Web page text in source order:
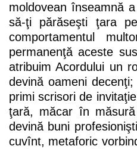
moldovean înseamnă
să-ţi părăseşti ţara
comportamentul
permanenţă aceste
atribuim Acordului un
devină oameni
primi scrisori de
ţară, măcar în
devină buni
cuvînt, metaforic